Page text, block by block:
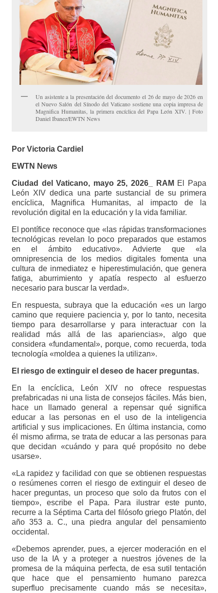
Un asistente a la presentación del documento el 26 de mayo de 2026 en
el Nuevo Salón del Sínodo del Vaticano sostiene una copia impresa de
Magnifica Humanitas, la primera encíclica del Papa León XIV. | Foto
Daniel Ibanez/EWTN News
Por Victoria Cardiel
EWTN News
Ciudad del Vaticano, mayo 25, 2026_ RAM El Papa
León XIV dedica una parte sustancial de su primera
encíclica, Magnifica Humanitas, al impacto de la
revolución digital en la educación y la vida familiar.
El pontífice reconoce que «las rápidas transformaciones
tecnológicas revelan lo poco preparados que estamos
en el ámbito educativo». Advierte que «la
omnipresencia de los medios digitales fomenta una
cultura de inmediatez e hiperestimulación, que genera
fatiga, aburrimiento y apatía respecto al esfuerzo
necesario para buscar la verdad».
En respuesta, subraya que la educación «es un largo
camino que requiere paciencia y, por lo tanto, necesita
tiempo para desarrollarse y para interactuar con la
realidad más allá de las apariencias», algo que
considera «fundamental», porque, como recuerda, toda
tecnología «moldea a quienes la utilizan».
El riesgo de extinguir el deseo de hacer preguntas.
En la encíclica, León XIV no ofrece respuestas
prefabricadas ni una lista de consejos fáciles. Más bien,
hace un llamado general a repensar qué significa
educar a las personas en el uso de la inteligencia
artificial y sus implicaciones. En última instancia, como
él mismo afirma, se trata de educar a las personas para
que decidan «cuándo y para qué propósito no debe
usarse».
«La rapidez y facilidad con que se obtienen respuestas
o resúmenes corren el riesgo de extinguir el deseo de
hacer preguntas, un proceso que solo da frutos con el
tiempo», escribe el Papa. Para ilustrar este punto,
recurre a la Séptima Carta del filósofo griego Platón, del
año 353 a. C., una piedra angular del pensamiento
occidental.
«Debemos aprender, pues, a ejercer moderación en el
uso de la IA y a proteger a nuestros jóvenes de la
promesa de la máquina perfecta, de esa sutil tentación
que hace que el pensamiento humano parezca
superfluo precisamente cuando más se necesita»,